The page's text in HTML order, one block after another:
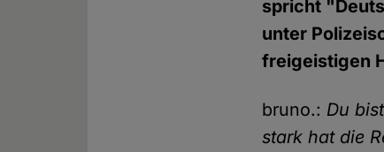
spricht
unter
freigeistigen
bruno.: Du
stark hat die